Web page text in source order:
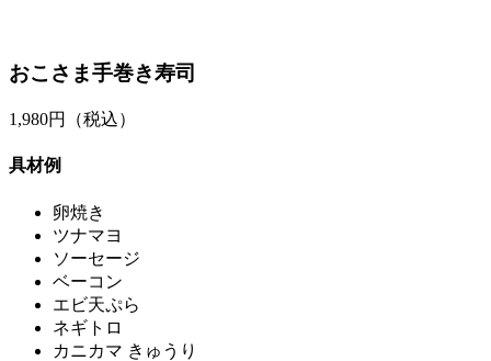
おこさま手巻き寿司
1,980円（税込）
具材例
卵焼き
ツナマヨ
ソーセージ
ベーコン
エビ天ぷら
ネギトロ
カニカマ きゅうり